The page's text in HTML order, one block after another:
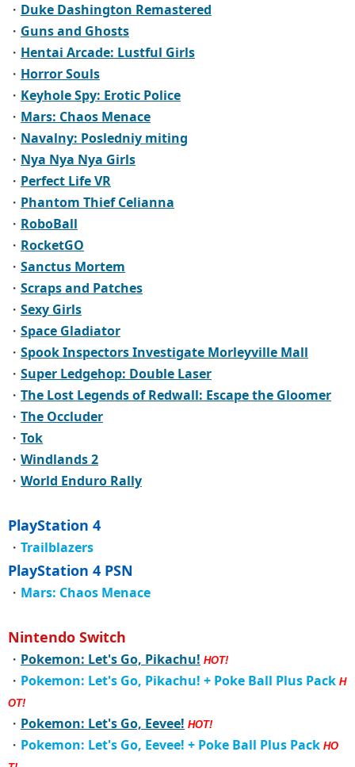
・ Duke Dashington Remastered
・ Guns and Ghosts
・ Hentai Arcade: Lustful Girls
・ Horror Souls
・ Keyhole Spy: Erotic Police
・ Mars: Chaos Menace
・ Navalny: Posledniy miting
・ Nya Nya Nya Girls
・ Perfect Life VR
・ Phantom Thief Celianna
・ RoboBall
・ RocketGO
・ Sanctus Mortem
・ Scraps and Patches
・ Sexy Girls
・ Space Gladiator
・ Spook Inspectors Investigate Morleyville Mall
・ Super Ledgehop: Double Laser
・ The Lost Legends of Redwall: Escape the Gloomer
・ The Occluder
・ Tok
・ Windlands 2
・ World Enduro Rally
PlayStation 4
・ Trailblazers
PlayStation 4 PSN
・ Mars: Chaos Menace
Nintendo Switch
・ Pokemon: Let's Go, Pikachu! HOT!
・ Pokemon: Let's Go, Pikachu! + Poke Ball Plus Pack H
OT!
・ Pokemon: Let's Go, Eevee! HOT!
・ Pokemon: Let's Go, Eevee! + Poke Ball Plus Pack HO